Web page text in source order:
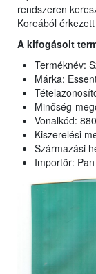
rendszeren
Koreából
A kifogásolt
Terméknév:
Márka:
Minőség-
Vonalkód:
Kiszerelési
Származási
Importőr: